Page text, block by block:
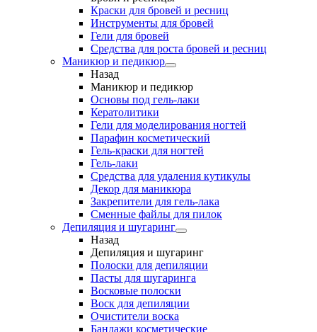
Краски для бровей и ресниц
Инструменты для бровей
Гели для бровей
Средства для роста бровей и ресниц
Маникюр и педикюр
Назад
Маникюр и педикюр
Основы под гель-лаки
Кератолитики
Гели для моделирования ногтей
Парафин косметический
Гель-краски для ногтей
Гель-лаки
Средства для удаления кутикулы
Декор для маникюра
Закрепители для гель-лака
Сменные файлы для пилок
Депиляция и шугаринг
Назад
Депиляция и шугаринг
Полоски для депиляции
Пасты для шугаринга
Восковые полоски
Воск для депиляции
Очистители воска
Бандажи косметические